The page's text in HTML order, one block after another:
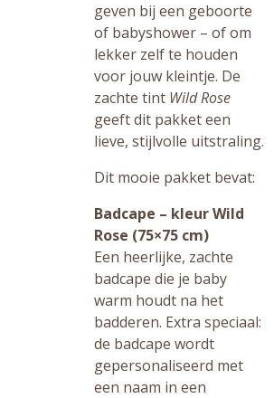
geven bij een geboorte
of babyshower – of om
lekker zelf te houden
voor jouw kleintje. De
zachte tint Wild Rose
geeft dit pakket een
lieve, stijlvolle uitstraling.
Dit mooie pakket bevat:
Badcape – kleur Wild
Rose (75×75 cm)
Een heerlijke, zachte
badcape die je baby
warm houdt na het
badderen. Extra speciaal:
de badcape wordt
gepersonaliseerd met
een naam in een